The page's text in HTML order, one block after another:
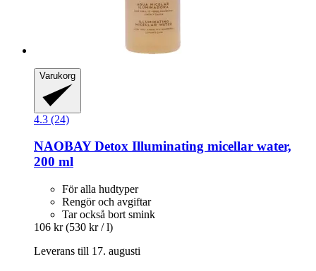
Varukorg
4.3 (24)
NAOBAYDetox Illuminating micellar water,
200 ml
För alla hudtyper
Rengör och avgiftar
Tar också bort smink
106 kr (530 kr / l)
Leverans till 17. augusti